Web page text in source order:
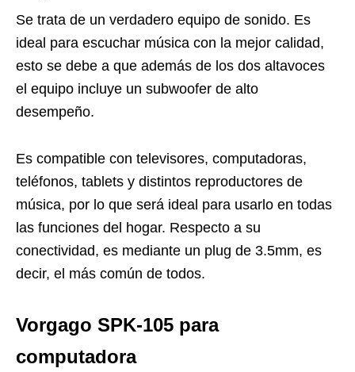
Se trata de un verdadero equipo de sonido. Es
ideal para escuchar música con la mejor calidad,
esto se debe a que además de los dos altavoces
el equipo incluye un subwoofer de alto
desempeño.
Es compatible con televisores, computadoras,
teléfonos, tablets y distintos reproductores de
música, por lo que será ideal para usarlo en todas
las funciones del hogar. Respecto a su
conectividad, es mediante un plug de 3.5mm, es
decir, el más común de todos.
Vorgago SPK-105 para
computadora